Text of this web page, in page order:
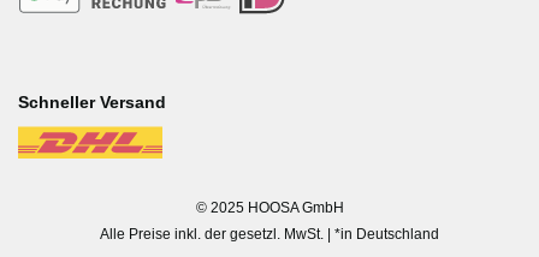
Schneller Versand
© 2025 HOOSA GmbH
Alle Preise inkl. der gesetzl. MwSt. | *in Deutschland